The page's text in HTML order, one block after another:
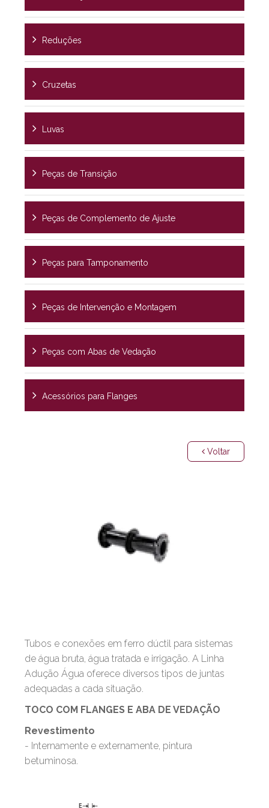
Reduções
Cruzetas
Luvas
Peças de Transição
Peças de Complemento de Ajuste
Peças para Tamponamento
Peças de Intervenção e Montagem
Peças com Abas de Vedação
Acessórios para Flanges
Voltar
Tubos e conexões em ferro dúctil para sistemas
de água bruta, água tratada e irrigação. A Linha
Adução Água oferece diversos tipos de juntas
adequadas a cada situação.
TOCO COM FLANGES E ABA DE VEDAÇÃO
Revestimento
- Internamente e externamente, pintura
betuminosa.